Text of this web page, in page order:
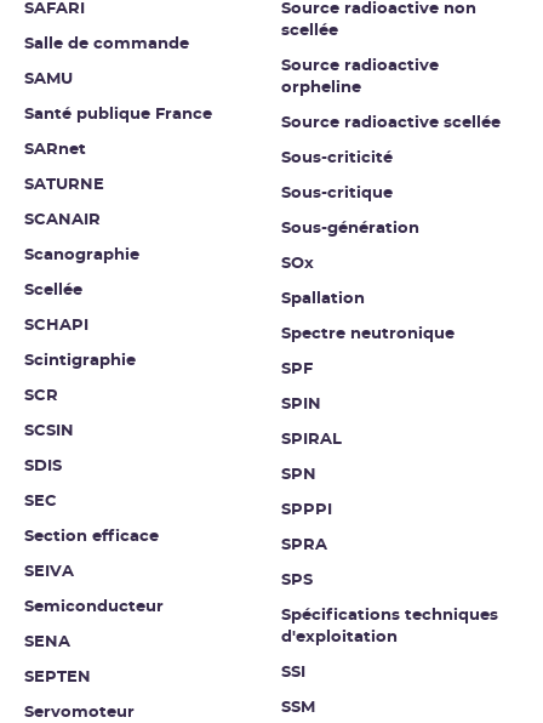
SAFARI
Salle de commande
SAMU
Santé publique France
SARnet
SATURNE
SCANAIR
Scanographie
Scellée
SCHAPI
Scintigraphie
SCR
SCSIN
SDIS
SEC
Section efficace
SEIVA
Semiconducteur
SENA
SEPTEN
Servomoteur
Source radioactive non
scellée
Source radioactive
orpheline
Source radioactive scellée
Sous-criticité
Sous-critique
Sous-génération
SOx
Spallation
Spectre neutronique
SPF
SPIN
SPIRAL
SPN
SPPPI
SPRA
SPS
Spécifications techniques
d'exploitation
SSI
SSM